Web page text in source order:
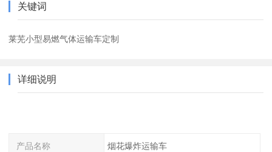
关键词
莱芜小型易燃气体运输车定制
详细说明
产品名称 烟花爆炸运输车